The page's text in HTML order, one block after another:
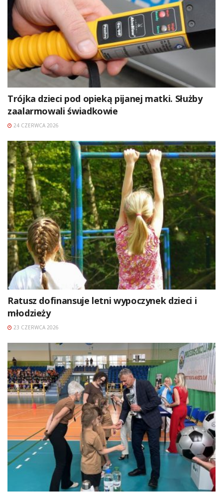
Trójka dzieci pod opieką pijanej matki. Służby
zaalarmowali świadkowie
24 CZERWCA 2026
Ratusz dofinansuje letni wypoczynek dzieci i
młodzieży
23 CZERWCA 2026